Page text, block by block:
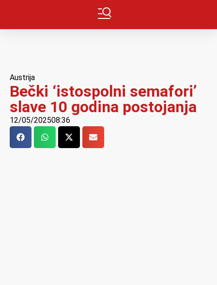
Austrija
Bečki ‘istospolni semafori’
slave 10 godina postojanja
12/05/202508:36